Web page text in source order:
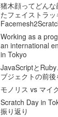
猪木顔ってどん
たフェイストラ
Working as a
an international
in Tokyo
JavaScriptと
ブジェクトの前後
モノリス vs マイ
Scratch Day in
振り返り